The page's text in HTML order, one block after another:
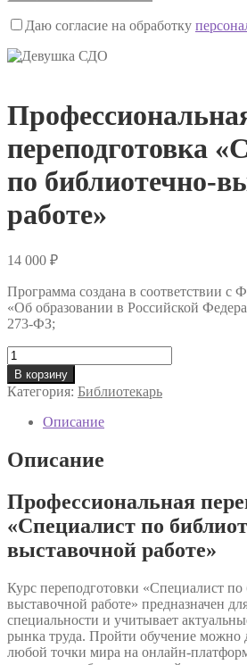
Даю согласие на обработку
переподготовка
по библиотечно-
работе»
14 000 ₽
Программа создана в соответствии с
«Об образовании в Российской
273-ФЗ;
Количество
товара
Профессиональная
переподготовка
«Специалист
библиотечно-
выставочной
В корзину
Категория: Библиотекарь
Описание
Описание
Профессиональная
«Специалист по
выставочной работе»
Курс переподготовки «Специалист по
выставочной работе» предназначен
специальности и учитывает
рынка труда. Пройти обучение можно
любой точки мира на онлайн-